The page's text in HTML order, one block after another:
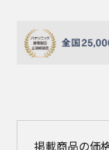
掲載商品の価